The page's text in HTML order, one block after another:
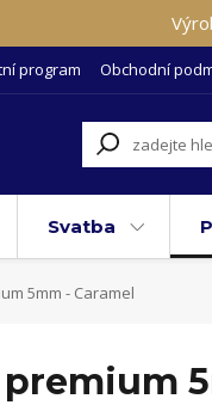
program Obchodní
Svatba
5mm - Caramel